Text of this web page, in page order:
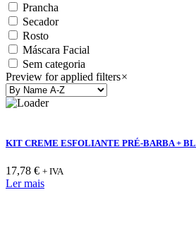
Prancha
Secador
Rosto
Máscara Facial
Sem categoria
Preview for applied filters×
KIT CREME ESFOLIANTE PRÉ-BARBA +
17,78 € + IVA
Ler mais